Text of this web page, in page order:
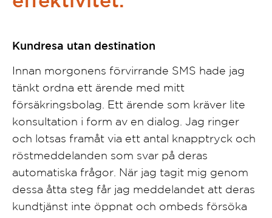
Kundresa utan destination
Innan morgonens förvirrande SMS hade jag
tänkt ordna ett ärende med mitt
försäkringsbolag. Ett ärende som kräver lite
konsultation i form av en dialog. Jag ringer
och lotsas framåt via ett antal knapptryck och
röstmeddelanden som svar på deras
automatiska frågor. När jag tagit mig genom
dessa åtta steg får jag meddelandet att deras
kundtjänst inte öppnat och ombeds försöka